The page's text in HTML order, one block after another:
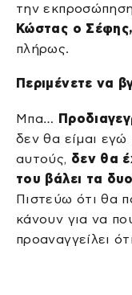
την
Κώστας ο Σέφης,
πλήρως.
Περιμένετε να
Μπα…
δεν θα είμαι εγώ
αυτούς, δεν θα
του βάλει τα
Πιστεύω ότι θα
κάνουν για να
προαναγγείλει